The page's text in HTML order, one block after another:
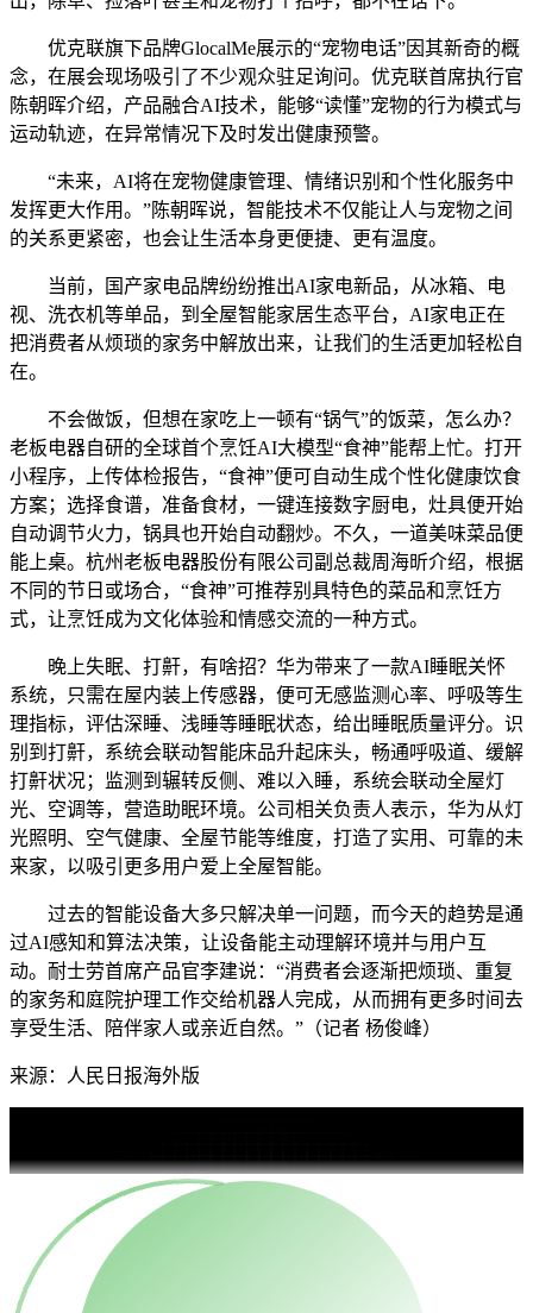
优克联旗下品牌GlocalMe展示的“宠物电话”因其新奇的概
念，在展会现场吸引了不少观众驻足询问。优克联首席执行官
陈朝晖介绍，产品融合AI技术，能够“读懂”宠物的行为模式与
运动轨迹，在异常情况下及时发出健康预警。
“未来，AI将在宠物健康管理、情绪识别和个性化服务中
发挥更大作用。”陈朝晖说，智能技术不仅能让人与宠物之间
的关系更紧密，也会让生活本身更便捷、更有温度。
当前，国产家电品牌纷纷推出AI家电新品，从冰箱、电
视、洗衣机等单品，到全屋智能家居生态平台，AI家电正在
把消费者从烦琐的家务中解放出来，让我们的生活更加轻松自
在。
不会做饭，但想在家吃上一顿有“锅气”的饭菜，怎么办？
老板电器自研的全球首个烹饪AI大模型“食神”能帮上忙。打开
小程序，上传体检报告，“食神”便可自动生成个性化健康饮食
方案；选择食谱，准备食材，一键连接数字厨电，灶具便开始
自动调节火力，锅具也开始自动翻炒。不久，一道美味菜品便
能上桌。杭州老板电器股份有限公司副总裁周海昕介绍，根据
不同的节日或场合，“食神”可推荐别具特色的菜品和烹饪方
式，让烹饪成为文化体验和情感交流的一种方式。
晚上失眠、打鼾，有啥招？华为带来了一款AI睡眠关怀
系统，只需在屋内装上传感器，便可无感监测心率、呼吸等生
理指标，评估深睡、浅睡等睡眠状态，给出睡眠质量评分。识
别到打鼾，系统会联动智能床品升起床头，畅通呼吸道、缓解
打鼾状况；监测到辗转反侧、难以入睡，系统会联动全屋灯
光、空调等，营造助眠环境。公司相关负责人表示，华为从灯
光照明、空气健康、全屋节能等维度，打造了实用、可靠的未
来家，以吸引更多用户爱上全屋智能。
过去的智能设备大多只解决单一问题，而今天的趋势是通
过AI感知和算法决策，让设备能主动理解环境并与用户互
动。耐士劳首席产品官李建说：“消费者会逐渐把烦琐、重复
的家务和庭院护理工作交给机器人完成，从而拥有更多时间去
享受生活、陪伴家人或亲近自然。”（记者 杨俊峰）
来源：人民日报海外版